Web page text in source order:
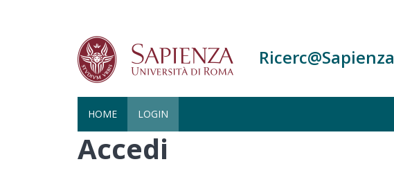
Ricerc@Sapienza
HOME LOGIN
Accedi